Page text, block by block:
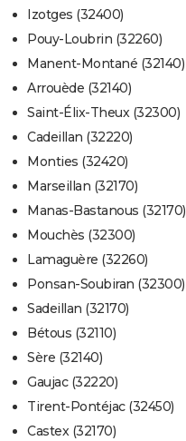
Izotges (32400)
Pouy-Loubrin (32260)
Manent-Montané (32140)
Arrouède (32140)
Saint-Élix-Theux (32300)
Cadeillan (32220)
Monties (32420)
Marseillan (32170)
Manas-Bastanous (32170)
Mouchès (32300)
Lamaguère (32260)
Ponsan-Soubiran (32300)
Sadeillan (32170)
Bétous (32110)
Sère (32140)
Gaujac (32220)
Tirent-Pontéjac (32450)
Castex (32170)